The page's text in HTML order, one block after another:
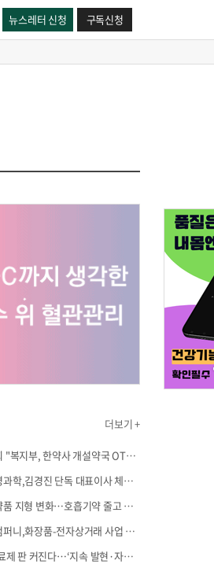
뉴스레터 신청 구독신청
더보기 +
한약사회 "복지부, 한약사 개설약국 OTC 공급 방해 더는 방관 말아야"
진원생명과학,김경진 단독 대표이사 체제 돌입
품절의약품 지형 변화…호흡기약 줄고 만성질환 복합제 늘었다
지놈앤컴퍼니,화장품-전자상거래 사업 진출
RNA 치료제 판 커진다…‘지속 발현·자가증폭·단백질 복원’ 경쟁